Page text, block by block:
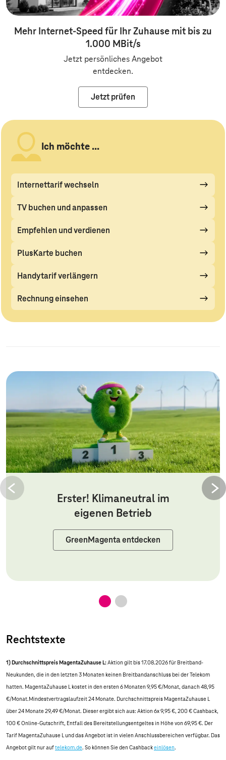
Mehr Internet-Speed für Ihr Zuhause mit bis zu
1.000 MBit/s
Jetzt persönliches Angebot
entdecken.
Jetzt prüfen
Ich möchte ...
Internettarif wechseln
TV buchen und anpassen
Empfehlen und verdienen
PlusKarte buchen
Handytarif verlängern
Rechnung einsehen
Erster! Klimaneutral im
eigenen Betrieb
GreenMagenta entdecken
Rechtstexte
1) Durchschnittspreis MagentaZuhause L:Aktion gilt bis 17.08.2026 für Breitband-
Neukunden, die in den letzten 3 Monaten keinen Breitbandanschluss bei der Telekom
hatten. MagentaZuhause L kostet in den ersten 6 Monaten 9,95 €/Monat, danach 48,95
€/Monat.Mindestvertragslaufzeit 24 Monate. Durchschnittspreis MagentaZuhause L
über 24 Monate 29,49 €/Monat. Dieser ergibt sich aus: Aktion 6x 9,95 €, 200 € Cashback,
100 € Online-Gutschrift, Entfall des Bereitstellungsentgeltes in Höhe von 69,95 €. Der
Tarif MagentaZuhause L und das Angebot ist in vielen Anschlussbereichen verfügbar. Das
Angebot gilt nur auftelekom.de. So können Sie den Cashbackeinlösen.